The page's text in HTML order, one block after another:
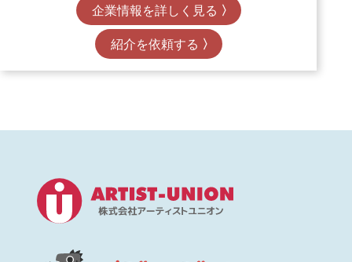
企業情報を詳しく見る
紹介を依頼する